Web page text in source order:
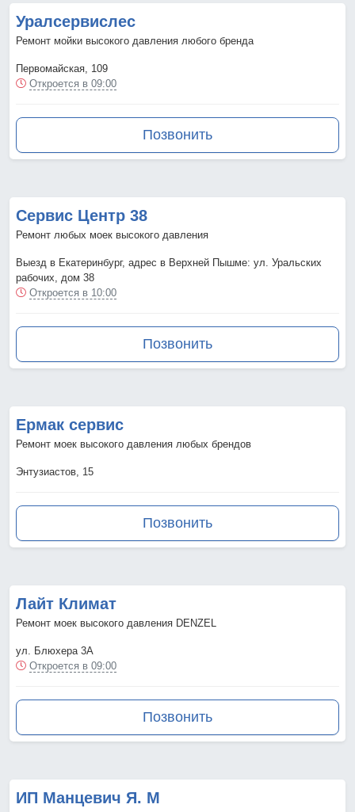
Уралсервислес
Ремонт мойки высокого давления любого бренда
Первомайская, 109
Откроется в 09:00
Позвонить
Сервис Центр 38
Ремонт любых моек высокого давления
Выезд в Екатеринбург, адрес в Верхней Пышме: ул. Уральских
рабочих, дом 38
Откроется в 10:00
Позвонить
Ермак сервис
Ремонт моек высокого давления любых брендов
Энтузиастов, 15
Позвонить
Лайт Климат
Ремонт моек высокого давления DENZEL
ул. Блюхера 3А
Откроется в 09:00
Позвонить
ИП Манцевич Я. М